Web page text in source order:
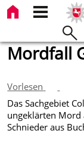
Mordfall
Vorlesen
Das Sachgebiet
ungeklärten
Schnieder aus